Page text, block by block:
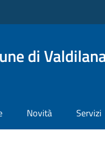
di
Novità Servizi